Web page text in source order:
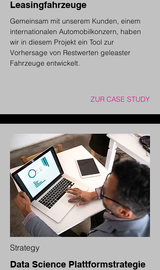
Leasingfahrzeuge
Gemeinsam mit unserem Kunden, einem
internationalen Automobilkonzern, haben
wir in diesem Projekt ein Tool zur
Vorhersage von Restwerten geleaster
Fahrzeuge entwickelt.
ZUR CASE STUDY
Strategy
Data Science Plattformstrategie